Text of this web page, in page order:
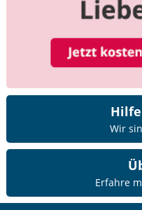
Wir
Erfahre